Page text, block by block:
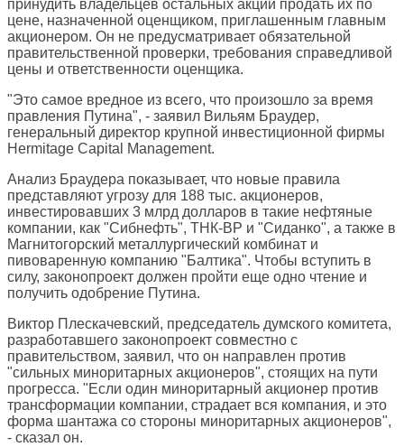
принудить владельцев остальных акций продать их по
цене, назначенной оценщиком, приглашенным главным
акционером. Он не предусматривает обязательной
правительственной проверки, требования справедливой
цены и ответственности оценщика.
"Это самое вредное из всего, что произошло за время
правления Путина", - заявил Вильям Браудер,
генеральный директор крупной инвестиционной фирмы
Hermitage Capital Management.
Анализ Браудера показывает, что новые правила
представляют угрозу для 188 тыс. акционеров,
инвестировавших 3 млрд долларов в такие нефтяные
компании, как "Сибнефть", ТНК-BP и "Сиданко", а также в
Магнитогорский металлургический комбинат и
пивоваренную компанию "Балтика". Чтобы вступить в
силу, законопроект должен пройти еще одно чтение и
получить одобрение Путина.
Виктор Плескачевский, председатель думского комитета,
разработавшего законопроект совместно с
правительством, заявил, что он направлен против
"сильных миноритарных акционеров", стоящих на пути
прогресса. "Если один миноритарный акционер против
трансформации компании, страдает вся компания, и это
форма шантажа со стороны миноритарных акционеров",
- сказал он.